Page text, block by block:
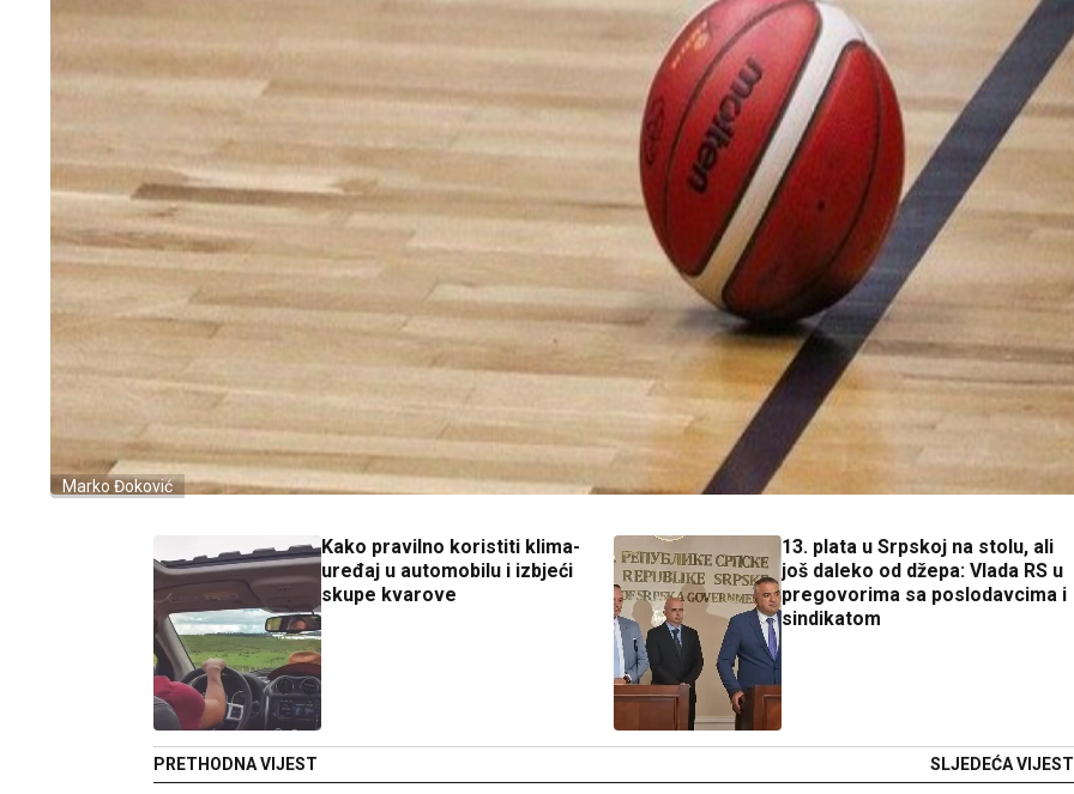
Marko Đoković
Kako pravilno koristiti klima-
uređaj u automobilu i izbjeći
skupe kvarove
PRETHODNA VIJEST
13. plata u Srpskoj na stolu, ali
još daleko od džepa: Vlada RS u
pregovorima sa poslodavcima i
sindikatom
SLJEDEĆA VIJEST